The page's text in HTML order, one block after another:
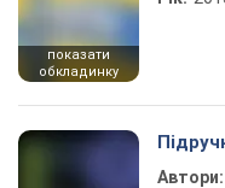
показати
обкладинку
Автори: